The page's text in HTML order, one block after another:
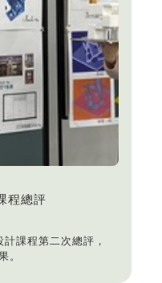
程總評
課程第二次總評，
。